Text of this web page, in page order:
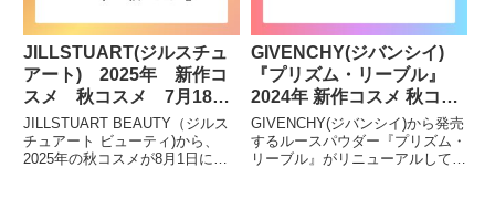
JILLSTUART(ジルスチュ
アート) 2025年 新作コ
スメ 秋コスメ 7月18
日〜予約開始《8月1日発
売》
JILLSTUART BEAUTY（ジルス
チュアート ビューティ)から、
2025年の秋コスメが8月1日に発
GIVENCHY(ジバンシイ)
『プリズム・リーブル』
2024年 新作コスメ 秋コス
メ《9月6日発売》
GIVENCHY(ジバンシイ)から発売
するルースパウダー『プリズム・
リーブル』がリニューアルして